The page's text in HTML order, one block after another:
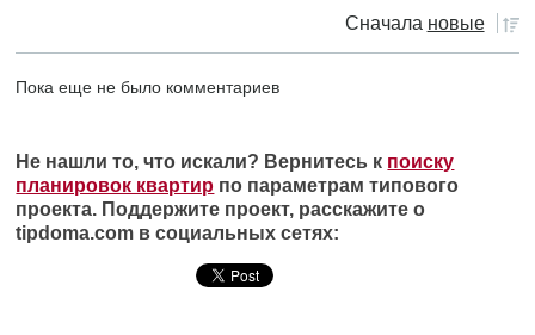
Сначала новые
Пока еще не было комментариев
Не нашли то, что искали? Вернитесь к поиску
планировок квартир по параметрам типового
проекта. Поддержите проект, расскажите о
tipdoma.com в социальных сетях: